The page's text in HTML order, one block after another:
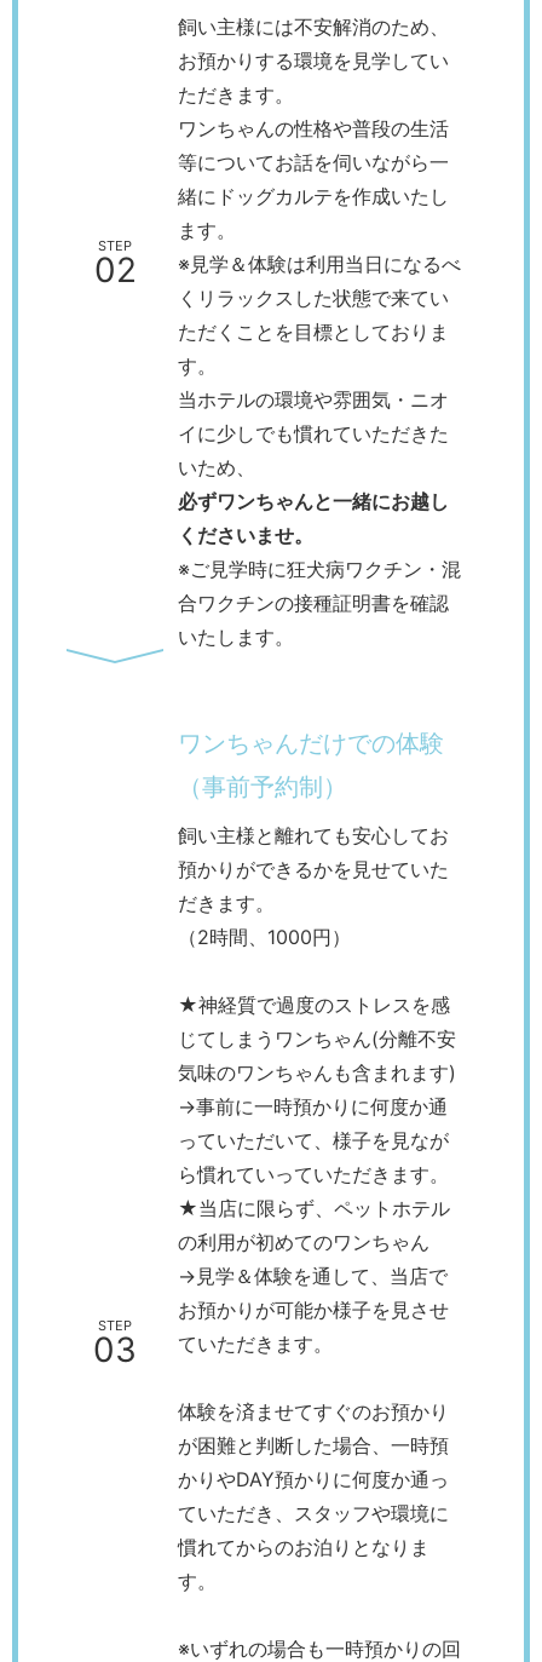
STEP
02
飼い主様には不安解消のため、
お預かりする環境を見学してい
ただきます。
ワンちゃんの性格や普段の生活
等についてお話を伺いながら一
緒にドッグカルテを作成いたし
ます。
※見学＆体験は利用当日になるべ
くリラックスした状態で来てい
ただくことを目標としておりま
す。
当ホテルの環境や雰囲気・ニオ
イに少しでも慣れていただきた
いため、
必ずワンちゃんと一緒にお越し
くださいませ。
※ご見学時に狂犬病ワクチン・混
合ワクチンの接種証明書を確認
いたします。
STEP
03
ワンちゃんだけでの体験
（事前予約制）
飼い主様と離れても安心してお
預かりができるかを見せていた
だきます。
（2時間、1000円）
★神経質で過度のストレスを感
じてしまうワンちゃん(分離不安
気味のワンちゃんも含まれます)
→事前に一時預かりに何度か通
っていただいて、様子を見なが
ら慣れていっていただきます。
★当店に限らず、ペットホテル
の利用が初めてのワンちゃん
→見学＆体験を通して、当店で
お預かりが可能か様子を見させ
ていただきます。
体験を済ませてすぐのお預かり
が困難と判断した場合、一時預
かりやDAY預かりに何度か通っ
ていただき、スタッフや環境に
慣れてからのお泊りとなりま
す。
※いずれの場合も一時預かりの回